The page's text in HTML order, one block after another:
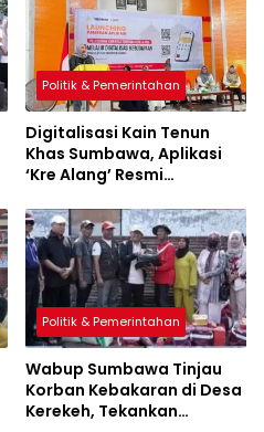
Politik & Pemerintahan
Digitalisasi Kain Tenun
Khas Sumbawa, Aplikasi
‘Kre Alang’ Resmi
Politik & Pemerintahan
Wabup Sumbawa Tinjau
Korban Kebakaran di Desa
Kerekeh, Tekankan